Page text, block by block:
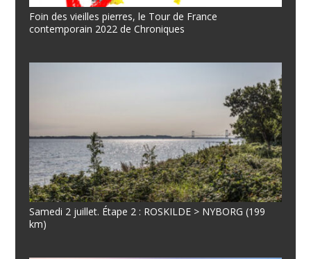
Foin des vieilles pierres, le Tour de France
contemporain 2022 de Chroniques
Samedi 2 juillet. Étape 2 : ROSKILDE > NYBORG (199
km)